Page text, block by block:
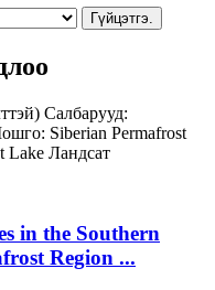
Гүйцэтгэ.
Салбарууд:
Siberian Permafrost
Lake Ландсат
in the Southern
Region ...